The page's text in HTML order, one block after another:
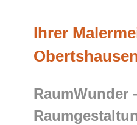
Ihrer
RaumWunder